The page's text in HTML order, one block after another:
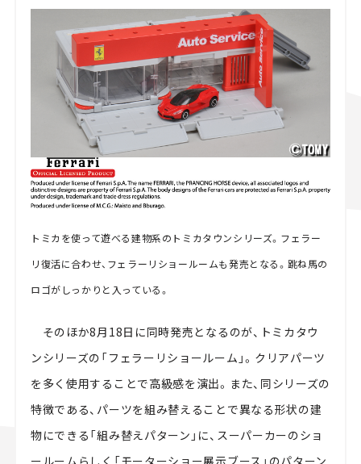
トミカを使って遊べる建物系のトミカタウンシリーズ。フェラー
リ復活に合わせ、フェラーリショールームも発売となる。跳ね馬の
ロゴがしっかりと入っている。
そのほか8月18日に同時発売となるのが、トミカタウ
ンシリーズの「フェラーリショールーム」。クリアパーツ
を多く使用することで高級感を演出。また、同シリーズの
特徴である、パーツを組み替えることで異なる形状の建
物にできる「組み替えパターン」に、スーパーカーのショ
ールームらしく「モーターショー展示ブース」のパターン